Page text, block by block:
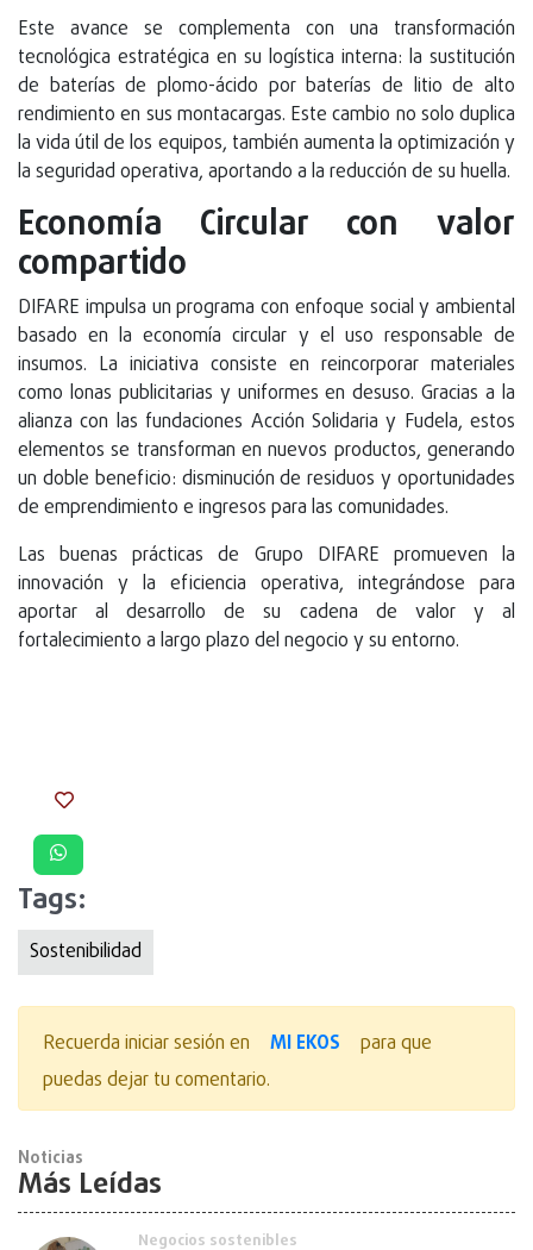
Este avance se complementa con una transformación
tecnológica estratégica en su logística interna: la sustitución
de baterías de plomo-ácido por baterías de litio de alto
rendimiento en sus montacargas. Este cambio no solo duplica
la vida útil de los equipos, también aumenta la optimización y
la seguridad operativa, aportando a la reducción de su huella.
Economía Circular con valor
compartido
DIFARE impulsa un programa con enfoque social y ambiental
basado en la economía circular y el uso responsable de
insumos. La iniciativa consiste en reincorporar materiales
como lonas publicitarias y uniformes en desuso. Gracias a la
alianza con las fundaciones Acción Solidaria y Fudela, estos
elementos se transforman en nuevos productos, generando
un doble beneficio: disminución de residuos y oportunidades
de emprendimiento e ingresos para las comunidades.
Las buenas prácticas de Grupo DIFARE promueven la
innovación y la eficiencia operativa, integrándose para
aportar al desarrollo de su cadena de valor y al
fortalecimiento a largo plazo del negocio y su entorno.
Tags:
Sostenibilidad
Recuerda iniciar sesión en MI EKOS
para que
puedas dejar tu comentario.
Noticias
Más Leídas
Negocios sostenibles